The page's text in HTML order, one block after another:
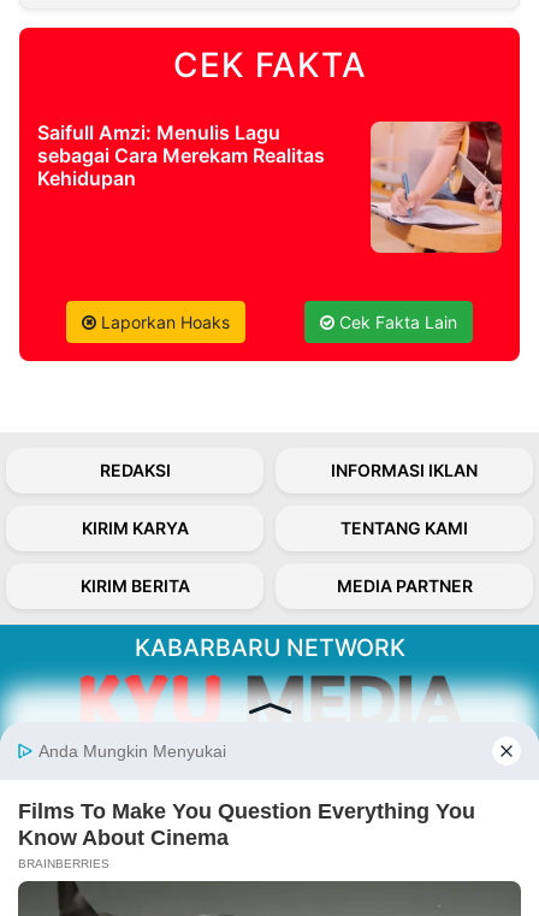
PT.
Kabarbaru
Media
CEK FAKTA
Saifull Amzi: Menulis Lagu
sebagai Cara Merekam Realitas
Kehidupan
Laporkan Hoaks Cek Fakta Lain
REDAKSI INFORMASI IKLAN
KIRIM KARYA TENTANG KAMI
KIRIM BERITA MEDIA PARTNER
KABARBARU NETWORK
Kabarbaru.co menyajikan berita aktual dan